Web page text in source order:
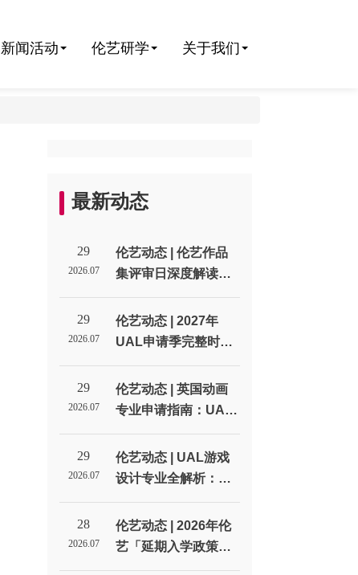
新闻活动 伦艺研学 关于我们
最新动态
29
2026.07
伦艺动态 | 伦艺作品
集评审日深度解读：
招生官到底在作品集
里找什么？_伦敦艺术
大学北京招生代表处
29
2026.07
伦艺动态 | 2027年
UAL申请季完整时间
线：从选校到拿Offer
的每一步_伦敦艺术大
学北京招生代表处
29
2026.07
伦艺动态 | 英国动画
专业申请指南：UAL
动画方向的四种选择_
伦敦艺术大学北京招
生代表处
29
2026.07
伦艺动态 | UAL游戏
设计专业全解析：从
LCC到CSM，游戏设
计到底学什么？_伦敦
艺术大学北京招生代
28
2026.07
伦艺动态 | 2026年伦
艺「延期入学政策」
全解析！